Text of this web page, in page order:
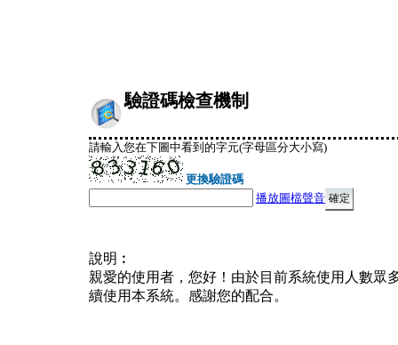
驗證碼檢查機制
請輸入您在下圖中看到的字元(字母區分大小寫)
更換驗證碼
播放圖檔聲音
說明︰
親愛的使用者，您好！由於目前系統使用人數眾
續使用本系統。感謝您的配合。